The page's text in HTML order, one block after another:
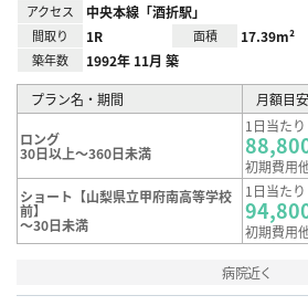
アクセス 中央本線「酒折駅」
間取り 1R 面積 17.39m²
築年数 1992年 11月 築
プラン名・期間 月額目安
ロング
30日以上～360日未満
1日当た
初期費用
ショート【山梨県立甲府南高等学校
前】
～30日未満
1日当た
初期費用
病院近く